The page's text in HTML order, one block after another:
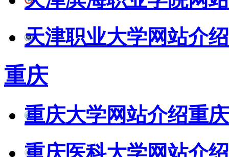
天津职业大学网站介绍
重庆
重庆大学网站介绍重